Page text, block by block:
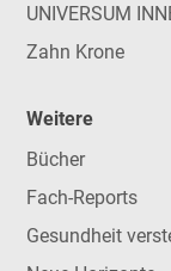
UNIVERSUM
Zahn Krone
Weitere
Bücher
Fach-Reports
Gesundheit